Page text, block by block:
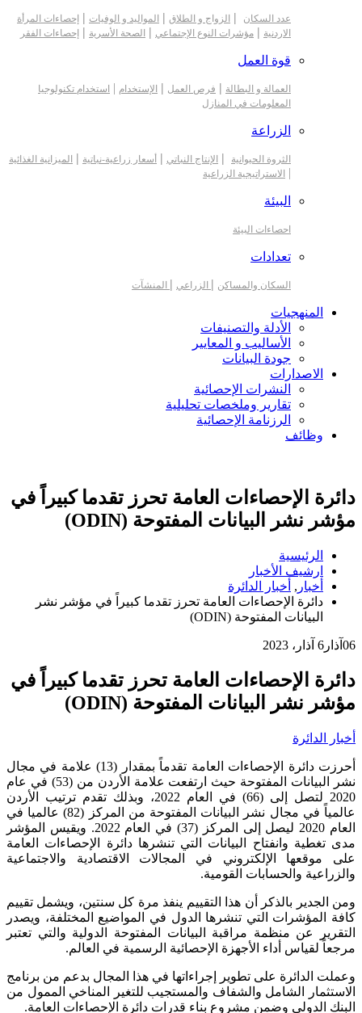
عدد السكان | الزواج و الطلاق | المواليد و الوفيات | إحصاءات المرأة
الاردنية | مؤشرات النوع الإجتماعي | الصحة الأسرية | إحصاءات الفقر
قوة العمل
العمالة و البطالة | فرص العمل | الإستخدام |
استخدام تكنولوجيا
المعلومات في المنازل
الزراعة
الثروة الحيوانية | الإنتاج النباتي | أسعار زراعية-نباتية | الميزانية الغذائية
| الاستراتيجية الزراعية
البيئة
احصاءات البيئة
تعدادات
السكان والمساكن | الزراعي | المنشآت
المنهجيات
الأدلة والتصنيفات
الأساليب و المعايير
جودة البيانات
الاصدارات
النشرات الإحصائية
تقارير وملخصات تحليلية
الرزنامة الإحصائية
وظائف
دائرة الإحصاءات العامة تحرز تقدما كبيراً في
مؤشر نشر البيانات المفتوحة (ODIN)
الرئيسية
ارشيف الأخبار
أخبار , أخبار الدائرة
دائرة الإحصاءات العامة تحرز تقدما كبيراً في مؤشر نشر
البيانات المفتوحة (ODIN)
06 آذار 6 آذار، 2023
دائرة الإحصاءات العامة تحرز تقدما كبيراً في
مؤشر نشر البيانات المفتوحة (ODIN)
أخبار الدائرة
أحرزت دائرة الإحصاءات العامة تقدماً بمقدار (13) علامة في مجال
نشر البيانات المفتوحة حيث ارتفعت علامة الأردن من (53) في عام
2020 لتصل إلى (66) في العام 2022، وبذلك تقدم ترتيب الأردن
عالمياً في مجال نشر البيانات المفتوحة من المركز (82) عالميا في
العام 2020 ليصل إلى المركز (37) في العام 2022. ويقيس المؤشر
مدى تغطية وانفتاح البيانات التي تنشرها دائرة الإحصاءات العامة
على موقعها الإلكتروني في المجالات الاقتصادية والاجتماعية
والزراعية والحسابات القومية.
ومن الجدير بالذكر أن هذا التقييم ينفذ مرة كل سنتين، ويشمل تقييم
كافة المؤشرات التي تنشرها الدول في المواضيع المختلفة، ويصدر
التقرير عن منظمة مراقبة البيانات المفتوحة الدولية والتي تعتبر
مرجعاً لقياس أداء الأجهزة الإحصائية الرسمية في العالم.
وعملت الدائرة على تطوير إجراءاتها في هذا المجال بدعم من برنامج
الاستثمار الشامل والشفاف والمستجيب للتغير المناخي الممول من
البنك الدولي وضمن مشروع بناء قدرات دائرة الإحصاءات العامة.